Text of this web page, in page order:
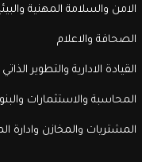
الامن والسلامة المهنية
الصحافة والاعلام
القيادة الادارية والتطوير الذاتي
المحاسبة والاستثمارات
المشتريات والمخازن وادارة